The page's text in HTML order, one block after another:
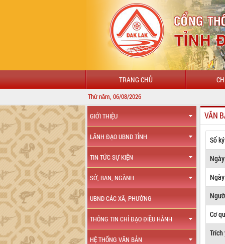
TRANG CHỦ
Thứ năm, 06/08/2026
GIỚI THIỆU
LÃNH ĐẠO UBND TỈNH
TIN TỨC SỰ KIỆN
SỞ, BAN, NGÀNH
UBND CÁC XÃ, PHƯỜNG
THÔNG TIN CHỈ ĐẠO ĐIỀU HÀNH
HỆ THỐNG VĂN BẢN
VĂN
Số
Cơ
Trích